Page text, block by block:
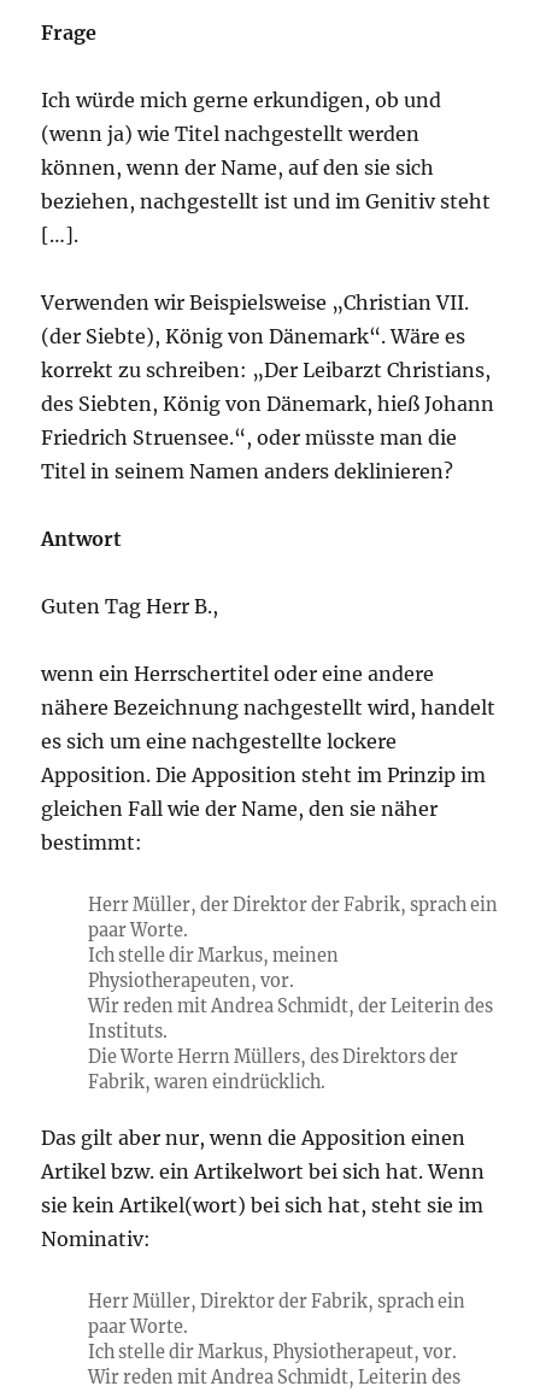
Frage
Ich würde mich gerne erkundigen, ob und
(wenn ja) wie Titel nachgestellt werden
können, wenn der Name, auf den sie sich
beziehen, nachgestellt ist und im Genitiv steht
[…].
Verwenden wir Beispielsweise „Christian VII.
(der Siebte), König von Dänemark“. Wäre es
korrekt zu schreiben: „Der Leibarzt Christians,
des Siebten, König von Dänemark, hieß Johann
Friedrich Struensee.“, oder müsste man die
Titel in seinem Namen anders deklinieren?
Antwort
Guten Tag Herr B.,
wenn ein Herrschertitel oder eine andere
nähere Bezeichnung nachgestellt wird, handelt
es sich um eine nachgestellte lockere
Apposition. Die Apposition steht im Prinzip im
gleichen Fall wie der Name, den sie näher
bestimmt:
Herr Müller, der Direktor der Fabrik, sprach ein
paar Worte.
Ich stelle dir Markus, meinen
Physiotherapeuten, vor.
Wir reden mit Andrea Schmidt, der Leiterin des
Instituts.
Die Worte Herrn Müllers, des Direktors der
Fabrik, waren eindrücklich.
Das gilt aber nur, wenn die Apposition einen
Artikel bzw. ein Artikelwort bei sich hat. Wenn
sie kein Artikel(wort) bei sich hat, steht sie im
Nominativ:
Herr Müller, Direktor der Fabrik, sprach ein
paar Worte.
Ich stelle dir Markus, Physiotherapeut, vor.
Wir reden mit Andrea Schmidt, Leiterin des